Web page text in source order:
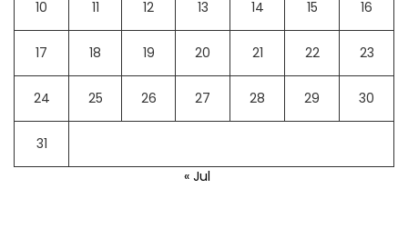
10 11 12 13 14 15 16
17 18 19 20 21 22 23
24 25 26 27 28 29 30
31
« Jul